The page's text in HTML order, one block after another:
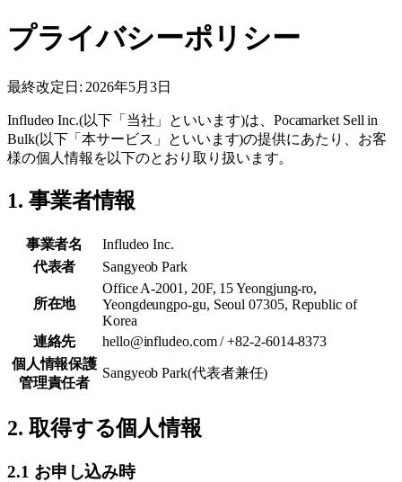
プライバシーポリシー
最終改定日: 2026年5月3日
Infludeo Inc.(以下「当社」といいます)は、Pocamarket Sell in
Bulk(以下「本サービス」といいます)の提供にあたり、お客
様の個人情報を以下のとおり取り扱います。
1. 事業者情報
事業者名
Infludeo Inc.
代表者
Sangyeob Park
所在地
Office A-2001, 20F, 15 Yeongjung-ro,
Yeongdeungpo-gu, Seoul 07305, Republic of
Korea
連絡先
hello@infludeo.com / +82-2-6014-8373
個人情報保護
管理責任者
Sangyeob Park(代表者兼任)
2. 取得する個人情報
2.1 お申し込み時